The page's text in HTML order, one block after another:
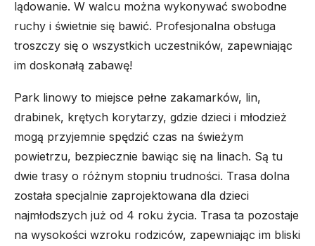
lądowanie. W walcu można wykonywać swobodne
ruchy i świetnie się bawić. Profesjonalna obsługa
troszczy się o wszystkich uczestników, zapewniając
im doskonałą zabawę!
Park linowy to miejsce pełne zakamarków, lin,
drabinek, krętych korytarzy, gdzie dzieci i młodzież
mogą przyjemnie spędzić czas na świeżym
powietrzu, bezpiecznie bawiąc się na linach. Są tu
dwie trasy o różnym stopniu trudności. Trasa dolna
została specjalnie zaprojektowana dla dzieci
najmłodszych już od 4 roku życia. Trasa ta pozostaje
na wysokości wzroku rodziców, zapewniając im bliski